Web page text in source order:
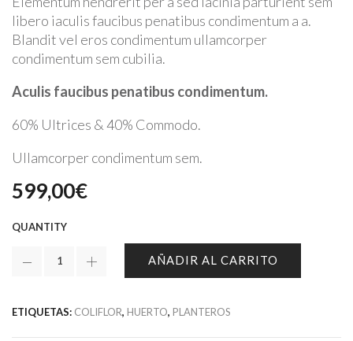
libero iaculis faucibus penatibus condimentum a a.
Blandit vel eros condimentum ullamcorper
condimentum sem cubilia.
Aculis faucibus penatibus condimentum.
60% Ultrices & 40% Commodo.
Ullamcorper condimentum sem.
599,00€
QUANTITY
AÑADIR AL CARRITO
ETIQUETAS: COLIFLOR, HUERTO, PLANTEROS